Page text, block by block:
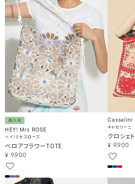
再入荷
HEY! Mrs ROSE
ヘイ！ミセスローズ
ベロアフラワーTOTE
¥ 9,900
Casselini
キャセリーニ
クロシェ
¥ 9,900